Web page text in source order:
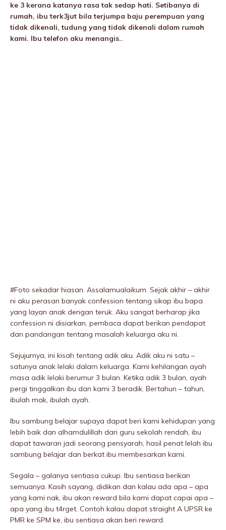
ke 3 kerana katanya rasa tak sedap hati. Setibanya di
rumah, ibu terk3jut bila terjumpa baju perempuan yang
tidak dikenali, tudung yang tidak dikenali dalam rumah
kami. Ibu telefon aku menangis..
#Foto sekadar hiasan. Assalamualaikum. Sejak akhir – akhir
ni aku perasan banyak confession tentang sikap ibu bapa
yang layan anak dengan teruk. Aku sangat berharap jika
confession ni disiarkan, pembaca dapat berikan pendapat
dan pandangan tentang masalah keluarga aku ni.
Sejujurnya, ini kisah tentang adik aku. Adik aku ni satu –
satunya anak lelaki dalam keluarga. Kami kehilangan ayah
masa adik lelaki berumur 3 bulan. Ketika adik 3 bulan, ayah
pergi tinggalkan ibu dan kami 3 beradik. Bertahun – tahun,
ibulah mak, ibulah ayah.
Ibu sambung belajar supaya dapat beri kami kehidupan yang
lebih baik dan alhamdulillah dari guru sekolah rendah, ibu
dapat tawaran jadi seorang pensyarah, hasil penat lelah ibu
sambung belajar dan berkat ibu membesarkan kami.
Segala – galanya sentiasa cukup. Ibu sentiasa berikan
semuanya. Kasih sayang, didikan dan kalau ada apa – apa
yang kami nak, ibu akan reward bila kami dapat capai apa –
apa yang ibu t4rget. Contoh kalau dapat straight A UPSR ke
PMR ke SPM ke, ibu sentiasa akan beri reward.